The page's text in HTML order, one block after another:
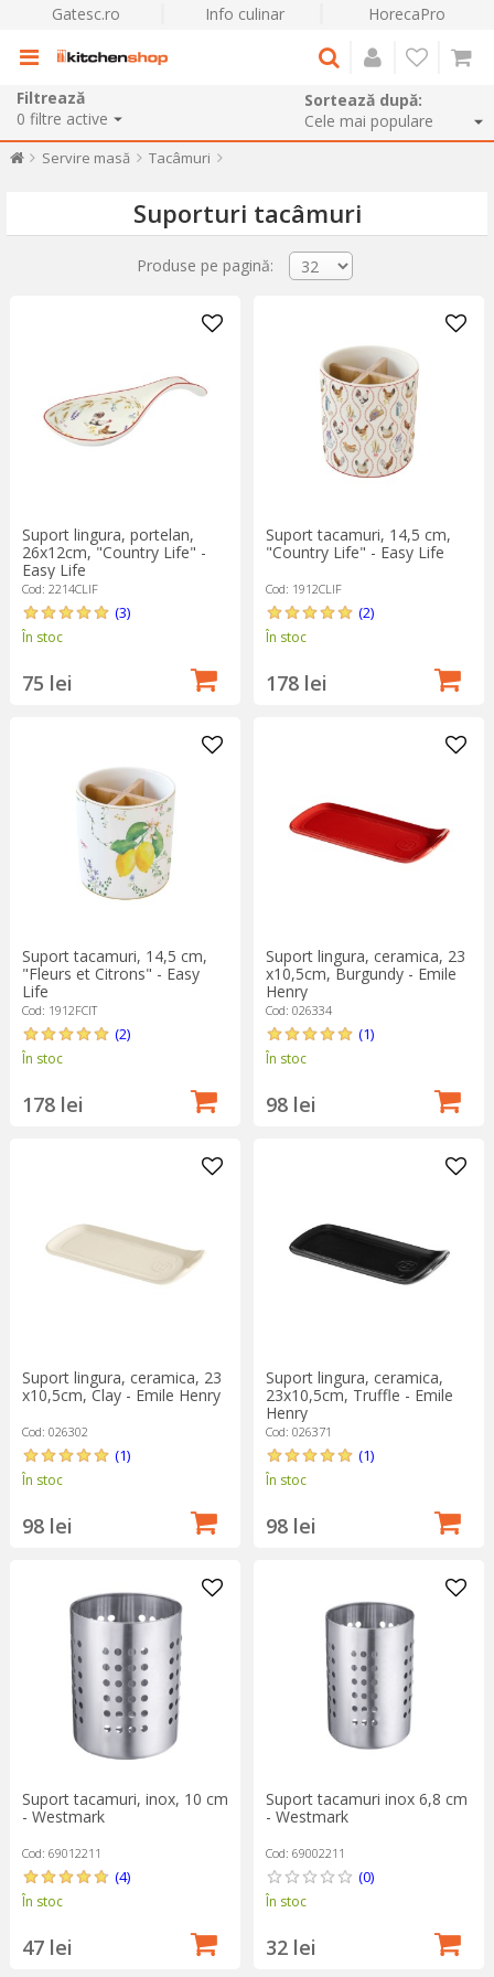
Gatesc.ro Info culinar HorecaPro
Filtrează
0 filtre active
Sortează după:
Servire masă Tacâmuri
Suporturi tacâmuri
Produse pe pagină:
Suport lingura, portelan,
26x12cm, "Country Life" -
Easy Life
Cod: 2214CLIF
(3)
În stoc
75 lei
Suport tacamuri, 14,5 cm,
"Country Life" - Easy Life
Cod: 1912CLIF
(2)
În stoc
178 lei
Suport tacamuri, 14,5 cm,
"Fleurs et Citrons" - Easy
Life
Cod: 1912FCIT
(2)
În stoc
178 lei
Suport lingura, ceramica, 23
x10,5cm, Burgundy - Emile
Henry
Cod: 026334
(1)
În stoc
98 lei
Suport lingura, ceramica, 23
x10,5cm, Clay - Emile Henry
Cod: 026302
(1)
În stoc
98 lei
Suport lingura, ceramica,
23x10,5cm, Truffle - Emile
Henry
Cod: 026371
(1)
În stoc
98 lei
Suport tacamuri, inox, 10 cm
- Westmark
Cod: 69012211
(4)
În stoc
47 lei
Suport tacamuri inox 6,8 cm
- Westmark
Cod: 69002211
(0)
În stoc
32 lei